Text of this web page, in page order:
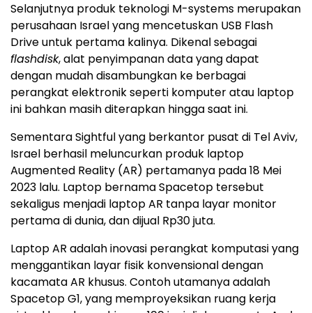
Selanjutnya produk teknologi M-systems merupakan
perusahaan Israel yang mencetuskan USB Flash
Drive untuk pertama kalinya. Dikenal sebagai
flashdisk, alat penyimpanan data yang dapat
dengan mudah disambungkan ke berbagai
perangkat elektronik seperti komputer atau laptop
ini bahkan masih diterapkan hingga saat ini.
Sementara Sightful yang berkantor pusat di Tel Aviv,
Israel berhasil meluncurkan produk laptop
Augmented Reality (AR) pertamanya pada 18 Mei
2023 lalu. Laptop bernama Spacetop tersebut
sekaligus menjadi laptop AR tanpa layar monitor
pertama di dunia, dan dijual Rp30 juta.
Laptop AR adalah inovasi perangkat komputasi yang
menggantikan layar fisik konvensional dengan
kacamata AR khusus. Contoh utamanya adalah
Spacetop G1, yang memproyeksikan ruang kerja